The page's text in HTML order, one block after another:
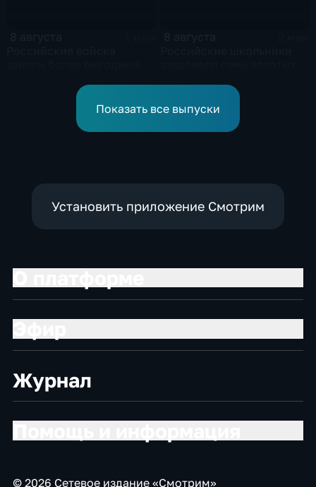
направлениях в зоне СВО
бронзовую на турнире по
ИИ
Показать все выпуски
Установить приложение Смотрим
Журнал
© 2026 Сетевое издание «Смотрим»